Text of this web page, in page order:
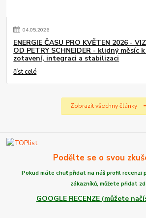
04.05.2026
ENERGIE ČASU PRO KVĚTEN 2026 -
OD PETRY SCHNEIDER - klidný měsíc
zotavení, integraci a stabilizaci
číst celé
Zobrazit všechny články
Podělte se o svou
Pokud máte chuťpřidat na náš profil recenzi
zákazníků, můžete přidat
GOOGLE RECENZE (můžete